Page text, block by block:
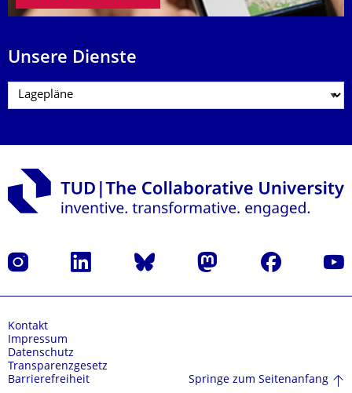
Unsere Dienste
Instagram LinkedIn Bluesky Mastodon Facebook
Kontakt
Impressum
Datenschutz
Transparenzgesetz
Barrierefreiheit
Springe zum Seitenanfang